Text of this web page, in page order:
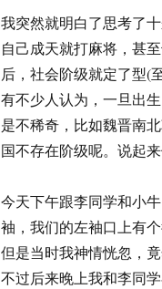
我突然就明白了思考了
自己成天就打麻将，甚
后，社会阶级就定了型(
有不少人认为，一旦出
是不稀奇，比如魏晋南
国不存在阶级呢。说起来
今天下午跟李同学和小
袖，我们的左袖口上有
但是当时我神情恍忽，
不过后来晚上我和李同